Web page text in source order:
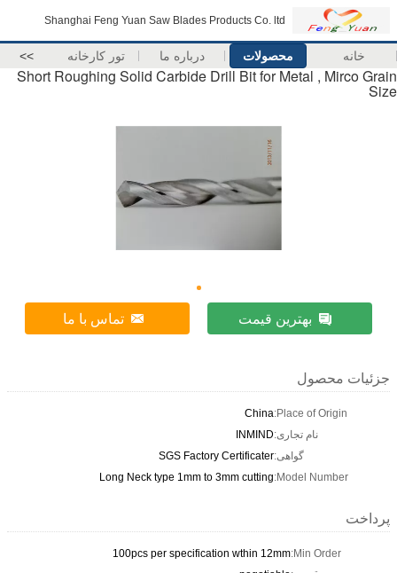
Shanghai Feng Yuan Saw Blades Products Co. ltd
خانه محصولات درباره ما تور کارخانه >>
Short Roughing Solid Carbide Drill Bit for Metal , Mirco Grain
Size
بهترین قیمت تماس با ما
جزئیات محصول
Place of Origin:
China
نام تجاری:INMIND
گواهی:SGS Factory Certificater
Model Number:
Long Neck type 1mm to 3mm cutting
پرداخت
Min Order:
100pcs per specification wthin 12mm